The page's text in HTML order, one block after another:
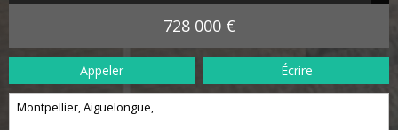
728 000 €
Appeler Écrire
Montpellier, Aiguelongue,